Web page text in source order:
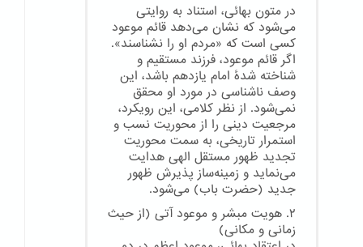
در متون بهائی، استناد به روایتی
می‌شود که نشان می‌دهد قائم موعود
کسی است که «مردم او را نشناسند».
اگر قائم موعود، فرزند مستقیم و
شناخته شدهٔ امام یازدهم باشد، این
وصف ناشناسی در مورد او محقق
نمی‌شود. از نظر کلامی، این رویکرد،
مرجعیت دینی را از محوریت نسب و
استمرار تاریخی، به سمت محوریت
تجدید ظهور مستقل الهی هدایت
می‌نماید و زمینه‌ساز پذیرش ظهور
جدید (حضرت باب) می‌شود.
۲. هویت مبشر و موعود آتی (از حیث
زمانی و مکانی)